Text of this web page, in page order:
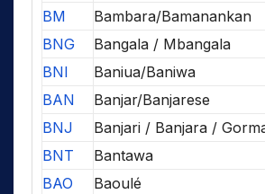
BM
Bambara/Bamanankan
BNG
Bangala / Mbangala
BNI
Baniua/Baniwa
BAN
Banjar/Banjarese
BNJ
Banjari / Banjara /
BNT
Bantawa
BAO
Baoulé